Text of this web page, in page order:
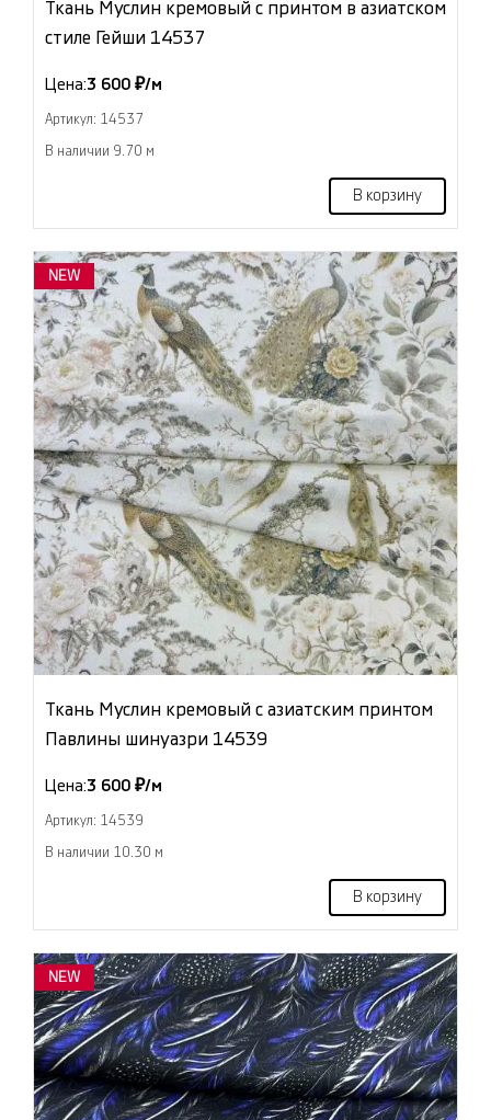
Ткань Муслин кремовый с принтом в азиатском
стиле Гейши 14537
Цена:3 600 ₽/м
Артикул: 14537
В наличии 9.70 м
В корзину
NEW
Ткань Муслин кремовый с азиатским принтом
Павлины шинуазри 14539
Цена:3 600 ₽/м
Артикул: 14539
В наличии 10.30 м
В корзину
NEW